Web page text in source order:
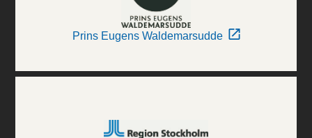
Prins Eugens Waldemarsudde